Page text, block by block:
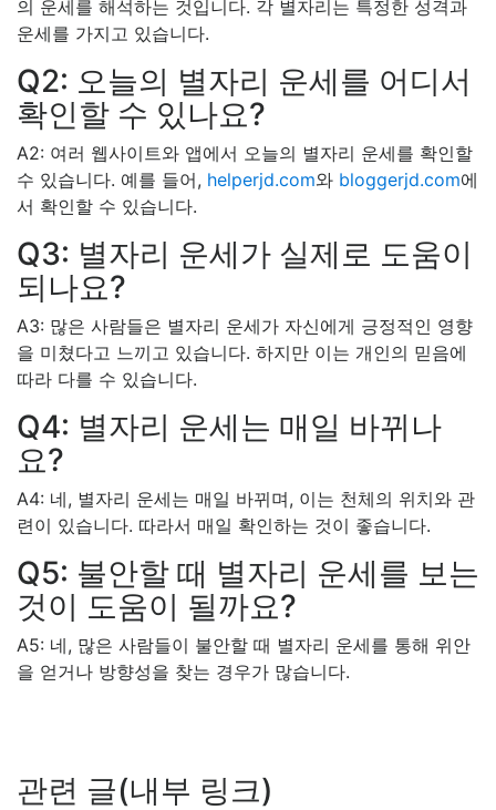
의 운세를 해석하는 것입니다. 각 별자리는 특정한 성격과
운세를 가지고 있습니다.
Q2: 오늘의 별자리 운세를 어디서
확인할 수 있나요?
A2: 여러 웹사이트와 앱에서 오늘의 별자리 운세를 확인할
수 있습니다. 예를 들어, helperjd.com와 bloggerjd.com에
서 확인할 수 있습니다.
Q3: 별자리 운세가 실제로 도움이
되나요?
A3: 많은 사람들은 별자리 운세가 자신에게 긍정적인 영향
을 미쳤다고 느끼고 있습니다. 하지만 이는 개인의 믿음에
따라 다를 수 있습니다.
Q4: 별자리 운세는 매일 바뀌나
요?
A4: 네, 별자리 운세는 매일 바뀌며, 이는 천체의 위치와 관
련이 있습니다. 따라서 매일 확인하는 것이 좋습니다.
Q5: 불안할 때 별자리 운세를 보는
것이 도움이 될까요?
A5: 네, 많은 사람들이 불안할 때 별자리 운세를 통해 위안
을 얻거나 방향성을 찾는 경우가 많습니다.
관련 글(내부 링크)